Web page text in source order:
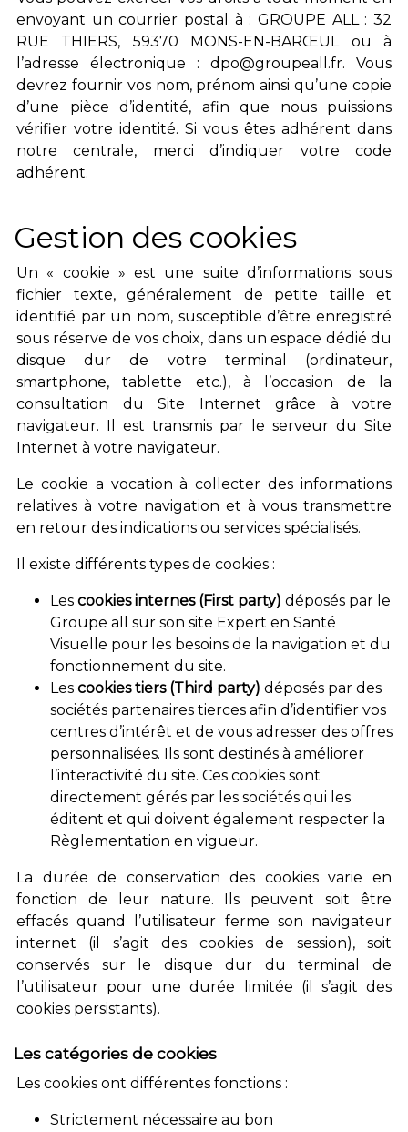
envoyant un courrier postal à : GROUPE ALL : 32
RUE THIERS, 59370 MONS-EN-BARŒUL ou à
l’adresse électronique : dpo@groupeall.fr. Vous
devrez fournir vos nom, prénom ainsi qu’une copie
d’une pièce d’identité, afin que nous puissions
vérifier votre identité. Si vous êtes adhérent dans
notre centrale, merci d’indiquer votre code
adhérent.
Gestion des cookies
Un « cookie » est une suite d’informations sous
fichier texte, généralement de petite taille et
identifié par un nom, susceptible d’être enregistré
sous réserve de vos choix, dans un espace dédié du
disque dur de votre terminal (ordinateur,
smartphone, tablette etc.), à l’occasion de la
consultation du Site Internet grâce à votre
navigateur. Il est transmis par le serveur du Site
Internet à votre navigateur.
Le cookie a vocation à collecter des informations
relatives à votre navigation et à vous transmettre
en retour des indications ou services spécialisés.
Il existe différents types de cookies :
Les cookies internes (First party) déposés par le
Groupe all sur son site Expert en Santé
Visuelle pour les besoins de la navigation et du
fonctionnement du site.
Les cookies tiers (Third party) déposés par des
sociétés partenaires tierces afin d’identifier vos
centres d’intérêt et de vous adresser des offres
personnalisées. Ils sont destinés à améliorer
l’interactivité du site. Ces cookies sont
directement gérés par les sociétés qui les
éditent et qui doivent également respecter la
Règlementation en vigueur.
La durée de conservation des cookies varie en
fonction de leur nature. Ils peuvent soit être
effacés quand l’utilisateur ferme son navigateur
internet (il s’agit des cookies de session), soit
conservés sur le disque dur du terminal de
l’utilisateur pour une durée limitée (il s’agit des
cookies persistants).
Les catégories de cookies
Les cookies ont différentes fonctions :
Strictement nécessaire au bon